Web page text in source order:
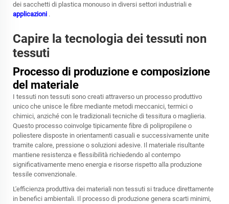
dei sacchetti di plastica monouso in diversi settori industriali e
applicazioni .
Capire la tecnologia dei tessuti non
tessuti
Processo di produzione e composizione
del materiale
I tessuti non tessuti sono creati attraverso un processo produttivo
unico che unisce le fibre mediante metodi meccanici, termici o
chimici, anziché con le tradizionali tecniche di tessitura o maglieria.
Questo processo coinvolge tipicamente fibre di polipropilene o
poliestere disposte in orientamenti casuali e successivamente unite
tramite calore, pressione o soluzioni adesive. Il materiale risultante
mantiene resistenza e flessibilità richiedendo al contempo
significativamente meno energia e risorse rispetto alla produzione
tessile convenzionale.
L'efficienza produttiva dei materiali non tessuti si traduce direttamente
in benefici ambientali. Il processo di produzione genera scarti minimi,